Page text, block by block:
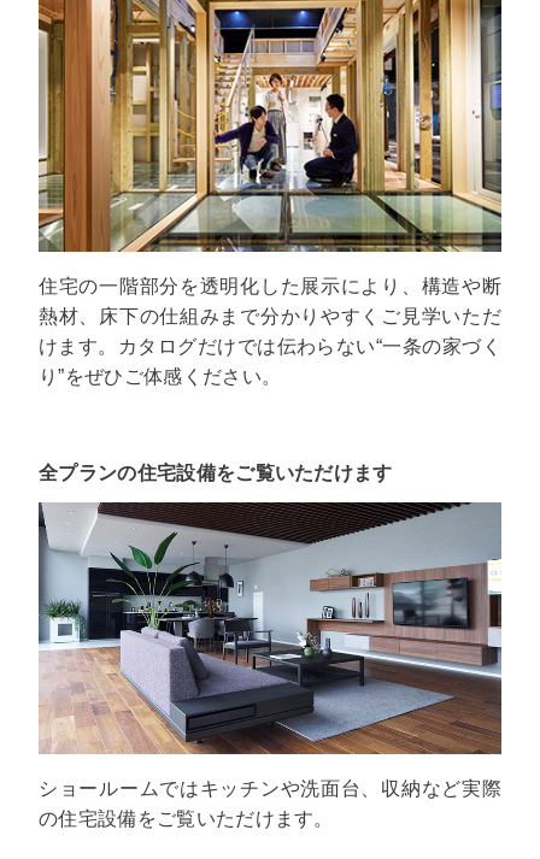
住宅の一階部分を透明化した展示により、構造や断
熱材、床下の仕組みまで分かりやすくご見学いただ
けます。カタログだけでは伝わらない“一条の家づく
り”をぜひご体感ください。
全プランの住宅設備をご覧いただけます
ショールームではキッチンや洗面台、収納など実際
の住宅設備をご覧いただけます。